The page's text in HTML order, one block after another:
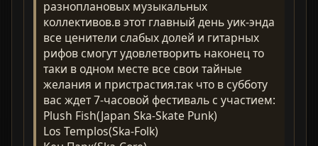
разноплановых музыкальных
коллективов.в этот главный день уик-энда
все ценители слабых долей и гитарных
рифов смогут удовлетворить наконец то
таки в одном месте все свои тайные
желания и пристрастия.так что в субботу
вас ждет 7-часовой фестиваль с участием:
Plush Fish(Japan Ska-Skate Punk)
Los Templos(Ska-Folk)